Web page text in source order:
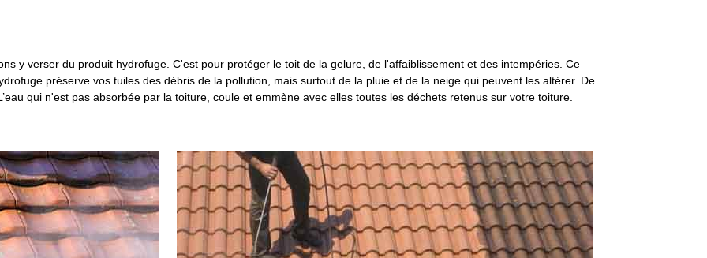
y verser du produit hydrofuge. C'est pour protéger le toit de la gelure, de l'affaiblissement et des intempéries. Ce
préserve vos tuiles des débris de la pollution, mais surtout de la pluie et de la neige qui peuvent les altérer. De
qui n'est pas absorbée par la toiture, coule et emmène avec elles toutes les déchets retenus sur votre toiture.